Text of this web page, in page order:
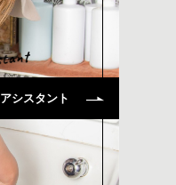
アシスタント